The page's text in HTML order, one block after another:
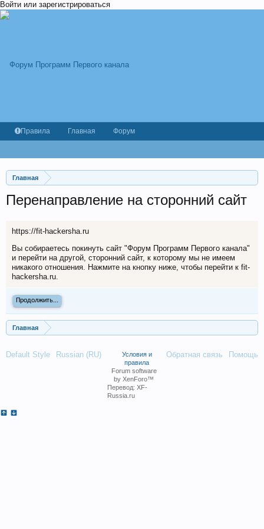
Войти или зарегистрироваться
Главная
Перенаправление на сторонний сайт
https://fit-hackersha.ru
Вы собираетесь покинуть сайт "Форум Программ Первого канала"
и перейти на другой, сторонний сайт, к которому мы не имеем
никакого отношения. Нажмите на кнопку ниже, чтобы перейти к fit-
hackersha.ru.
Продолжить...
Главная
Правила Главная Форум
Default Style Russian (RU) Обратная связь Помощь
Условия и
правила
Forum software
by XenForo™
Перевод: XF-
Russia.ru